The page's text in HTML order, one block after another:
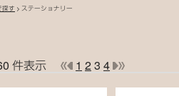
探す > ステーショナリー
件表示 1 2 3 4